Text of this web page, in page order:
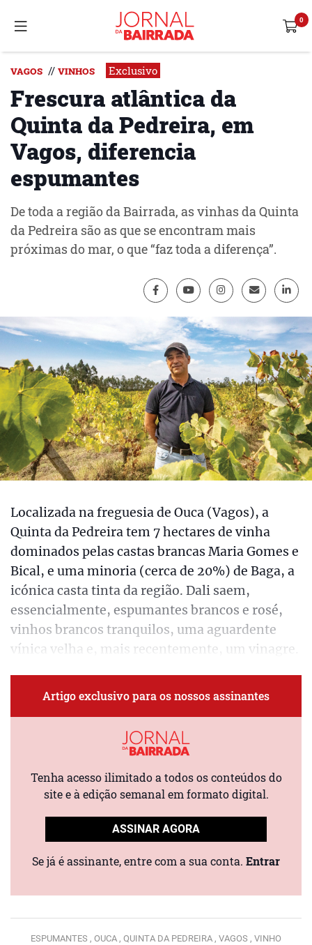
VAGOS // VINHOS Exclusivo
Frescura atlântica da
Quinta da Pedreira, em
Vagos, diferencia
espumantes
De toda a região da Bairrada, as vinhas da Quinta
da Pedreira são as que se encontram mais
próximas do mar, o que “faz toda a diferença”.
Localizada na freguesia de Ouca (Vagos), a
Quinta da Pedreira tem 7 hectares de vinha
dominados pelas castas brancas Maria Gomes e
Bical, e uma minoria (cerca de 20%) de Baga, a
icónica casta tinta da região. Dali saem,
essencialmente, espumantes brancos e rosé,
vinhos brancos tranquilos, uma aguardente
vínica velha e, mais recentemente, um vinagre.
Artigo exclusivo para os nossos assinantes
Tenha acesso ilimitado a todos os conteúdos do
site e à edição semanal em formato digital.
ASSINAR AGORA
Se já é assinante, entre com a sua conta. Entrar
ESPUMANTES , OUCA , QUINTA DA PEDREIRA , VAGOS , VINHO